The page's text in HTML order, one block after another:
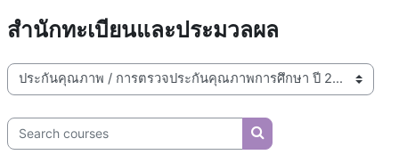
สำนักทะเบียนและประมวลผล
Course categories
Search courses
Search courses